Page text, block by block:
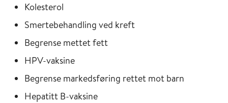
Kolesterol
Smertebehandling ved kreft
Begrense mettet fett
HPV-vaksine
Begrense markedsføring rettet mot barn
Hepatitt B-vaksine